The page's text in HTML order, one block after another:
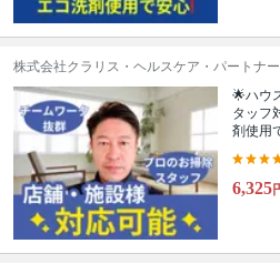
株式会社クラリス・ヘルスケア・パートナ
🌟ハウ
タッフ
剤使用
6,325